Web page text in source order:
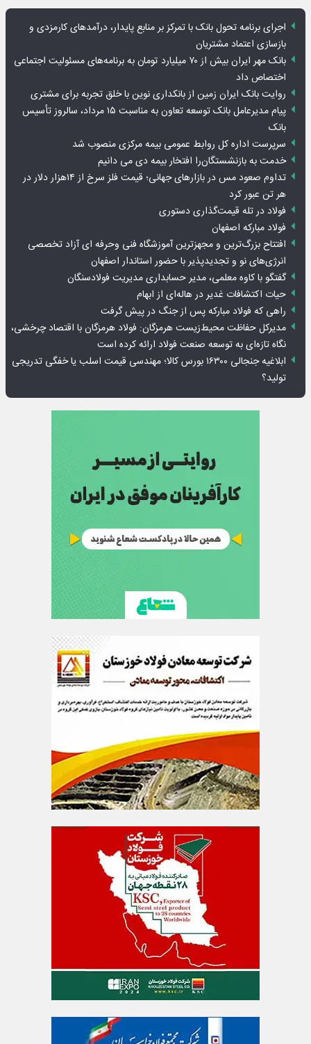
اجرای برنامه تحول بانک با تمرکز بر منابع پایدار، درآمدهای کارمزدی و
بازسازی اعتماد مشتریان
بانک مهر ایران بیش از ۷۰ میلیارد تومان به برنامه‌های مسئولیت اجتماعی
اختصاص داد
روایت بانک ایران زمین از بانکداری نوین با خلق تجربه برای مشتری
پیام مدیرعامل بانک توسعه تعاون به مناسبت ۱۵ مرداد، سالروز تأسیس
بانک
سرپرست اداره کل روابط عمومی بیمه مرکزی منصوب شد
خدمت به بازنشستگان‌را افتخار بیمه دی می دانیم
تداوم صعود مس در بازارهای جهانی؛ قیمت فلز سرخ از ۱۴هزار دلار در
هر تن عبور کرد
فولاد در تله قیمت‌گذاری دستوری
فولاد مبارکه اصفهان
افتتاح بزرگ‌ترین و مجهزترین آموزشگاه فنی وحرفه ای آزاد تخصصی
انرژی‌های نو و تجدیدپذیر با حضور استاندار اصفهان
گفتگو با کاوه معلمی، مدیر حسابداری مدیریت فولادسنگان
حیات اکتشافات غدیر در هاله‌ای از ابهام
راهی که فولاد مبارکه پس از جنگ در پیش گرفت
مدیرکل حفاظت محیط‌زیست هرمزگان: فولاد هرمزگان با اقتصاد چرخشی،
نگاه تازه‌ای به توسعه صنعت فولاد ارائه کرده است
ابلاغیه جنجالی ۱۶۳۰۰ بورس کالا؛ مهندسی قیمت اسلب یا خفگی تدریجی
تولید؟